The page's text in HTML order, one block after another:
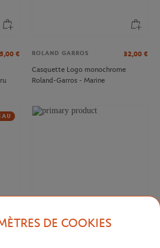
€
ROLAND GARROS 32,00 €
Casquette Logo monochrome
Roland-Garros - Marine
DE COOKIES